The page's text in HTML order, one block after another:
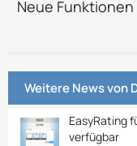
Neue
Weitere News von
EasyRating
verfügbar